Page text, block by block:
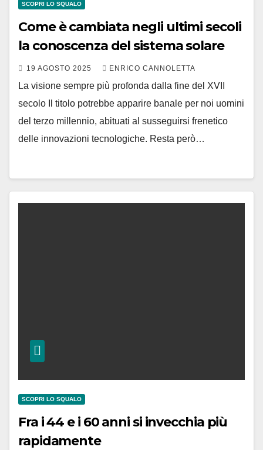
SCOPRI LO SQUALO
Come è cambiata negli ultimi secoli
la conoscenza del sistema solare
19 AGOSTO 2025 ENRICO CANNOLETTA
La visione sempre più profonda dalla fine del XVII
secolo Il titolo potrebbe apparire banale per noi uomini
del terzo millennio, abituati al susseguirsi frenetico
delle innovazioni tecnologiche. Resta però…
SCOPRI LO SQUALO
Fra i 44 e i 60 anni si invecchia più
rapidamente